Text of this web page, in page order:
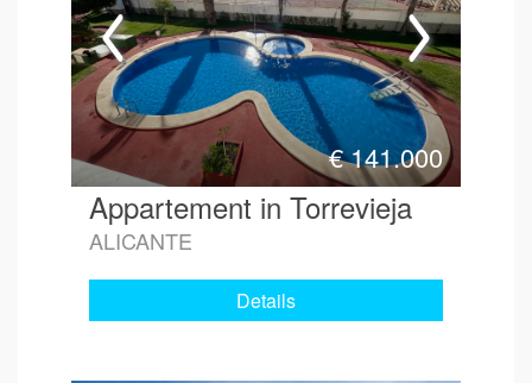
€141.000
Appartement in Torrevieja
ALICANTE
Details